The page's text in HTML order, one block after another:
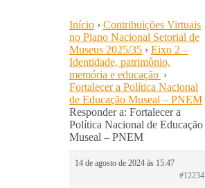
Início › Contribuições Virtuais
no Plano Nacional Setorial de
Museus 2025/35 › Eixo 2 –
Identidade, patrimônio,
memória e educação ›
Fortalecer a Política Nacional
de Educação Museal – PNEM
Responder a: Fortalecer a
Política Nacional de Educação
Museal – PNEM
14 de agosto de 2024 às 15:47
#12234